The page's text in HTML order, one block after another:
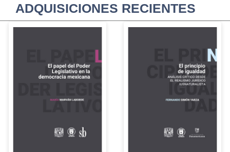
ADQUISICIONES RECIENTES